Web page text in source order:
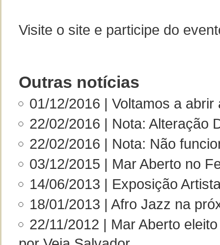
Visite o site e participe do
Outras notícias
01/12/2016 | Voltamos a
22/02/2016 | Nota: Alteração
22/02/2016 | Nota: Não
03/12/2015 | Mar Aberto no
14/06/2013 | Exposição
18/01/2013 | Afro Jazz na
22/11/2012 | Mar Aberto